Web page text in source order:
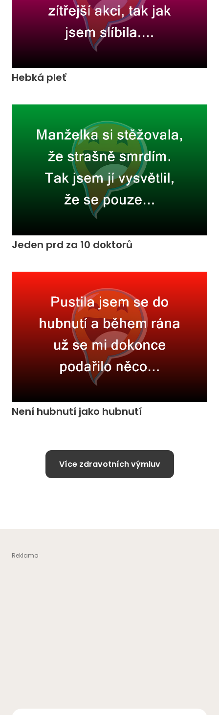
Hebká pleť
Jeden prd za 10 doktorů
Není hubnutí jako hubnutí
Více zdravotních výmluv